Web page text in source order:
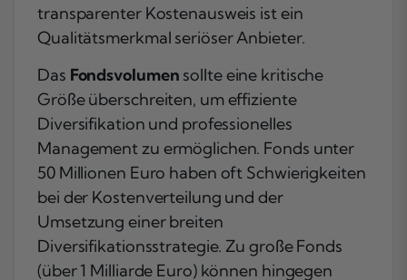
transparenter Kostenausweis ist ein
Qualitätsmerkmal seriöser Anbieter.
Das Fondsvolumen sollte eine kritische
Größe überschreiten, um effiziente
Diversifikation und professionelles
Management zu ermöglichen. Fonds unter
50 Millionen Euro haben oft Schwierigkeiten
bei der Kostenverteilung und der
Umsetzung einer breiten
Diversifikationsstrategie. Zu große Fonds
(über 1 Milliarde Euro) können hingegen